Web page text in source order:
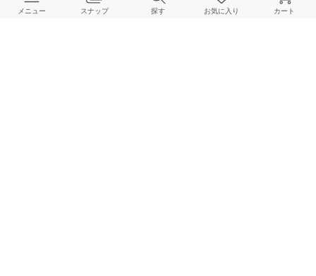
メニュー スナップ 探す お気に入り カート